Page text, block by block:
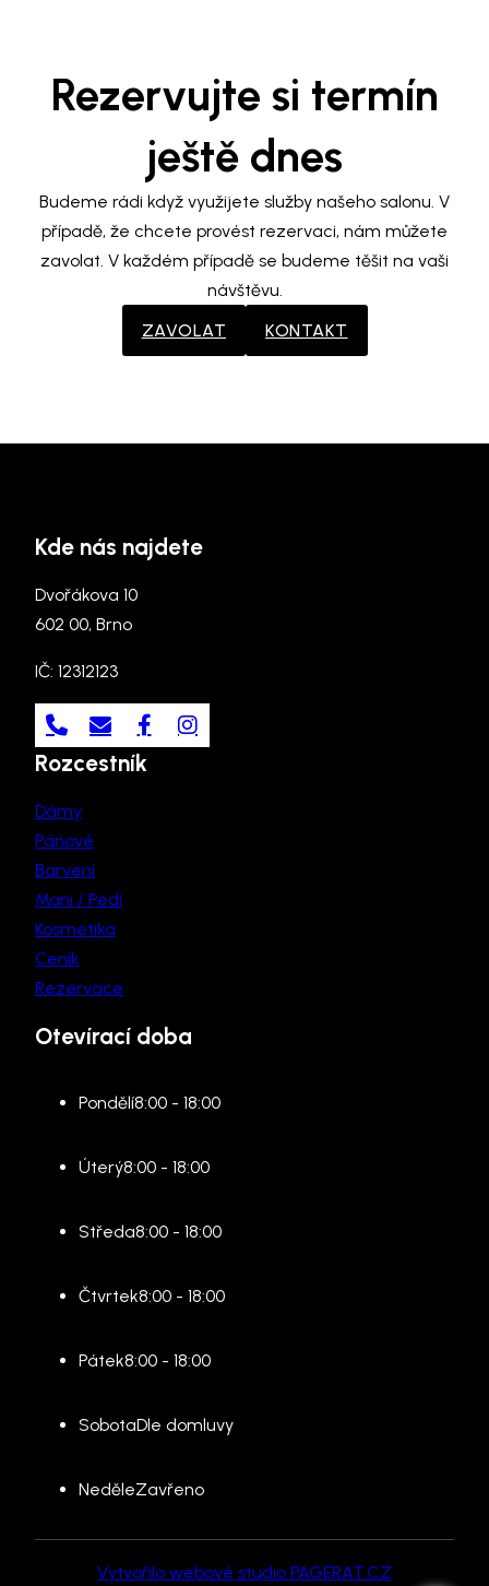
Rezervujte si termín
ještě dnes
Budeme rádi když využijete služby našeho salonu. V
případě, že chcete provést rezervaci, nám můžete
zavolat. V každém případě se budeme těšit na vaši
návštěvu.
ZAVOLAT
KONTAKT
Kde nás najdete
Dvořákova 10
602 00, Brno
IČ: 12312123
Rozcestník
Dámy
Pánové
Barvení
Mani / Pedi
Kosmetika
Ceník
Rezervace
Otevírací doba
Pondělí8:00 - 18:00
Úterý8:00 - 18:00
Středa8:00 - 18:00
Čtvrtek8:00 - 18:00
Pátek8:00 - 18:00
SobotaDle domluvy
NeděleZavřeno
Vytvořilo webové studio PAGERAT.CZ